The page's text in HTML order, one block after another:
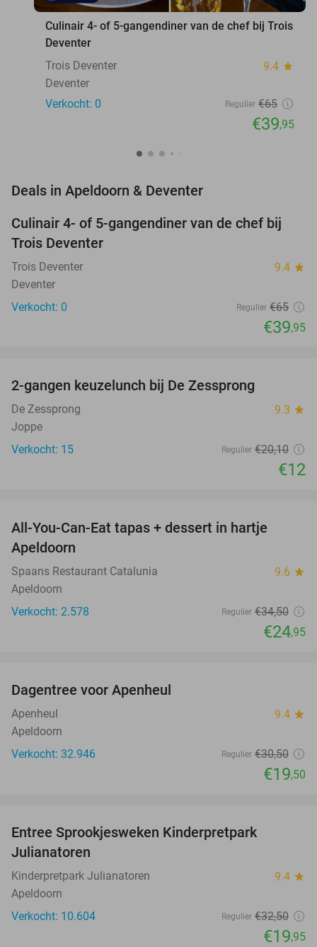
Culinair 4- of 5-gangendiner van de chef bij Trois
Deventer
Trois Deventer
9.4 star
Deventer
Verkocht: 0
Regulier €65
€39,95
Deals in Apeldoorn & Deventer
39%
TODAY
Culinair 4- of 5-gangendiner van de chef bij
Trois Deventer
Trois Deventer 9.4 star
Deventer
Verkocht: 0
Regulier €65
€39,95
NEW
TODAY
2-gangen keuzelunch bij De Zessprong
De Zessprong 9.3 star
Joppe
Verkocht: 15
Regulier €20,10
€12
All-You-Can-Eat tapas + dessert in hartje
Apeldoorn
Spaans Restaurant Catalunia 9.6 star
Apeldoorn
Verkocht: 2.578
Regulier €34,50
€24,95
Dagentree voor Apenheul
Apenheul 9.4 star
Apeldoorn
Verkocht: 32.946
Regulier €30,50
€19,50
Entree Sprookjesweken Kinderpretpark
Julianatoren
Kinderpretpark Julianatoren 9.4 star
Apeldoorn
Verkocht: 10.604
Regulier €32,50
€19,95